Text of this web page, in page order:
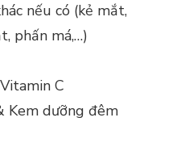
nếu có (kẻ mắt,
phấn má,…)
C
Kem dưỡng đêm